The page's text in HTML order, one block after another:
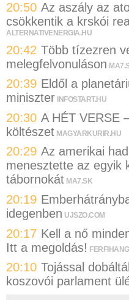
20:50 Az aszály az
csökkentik a krskói
ALTERNATIVENERGIA.HU
20:42 Több tízezren
melegfelvonuláson
20:39 Eldől a
miniszter INFOSTART.HU
20:30 A HÉT VERSE
költészet MAGYARKURIR.HU
20:29 Az amerikai
menesztette az egyik
tábornokát MA7.SK
20:19
idegenben UJSZO.COM
20:17 Kell a nő
Itt a megoldás!
20:10 Tojással
koszovói parlament